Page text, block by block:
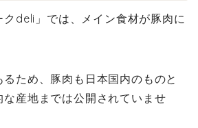
クdeli」では、メイン食材が豚肉に
ため、豚肉も日本国内のものと
産地までは公開されていませ